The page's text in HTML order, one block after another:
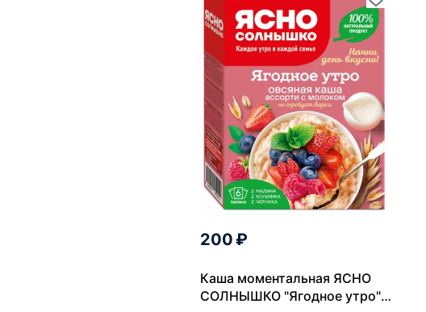
200 ₽
Каша моментальная ЯСНО
СОЛНЫШКО "Ягодное утро"